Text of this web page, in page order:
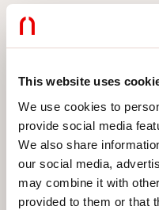
This website uses
We use cookies to
provide social media
We also share
our social media,
may combine it with
provided to them or that
Selecteer
TYPE INSTALLATIE
PLAFOND
INBOUW IN